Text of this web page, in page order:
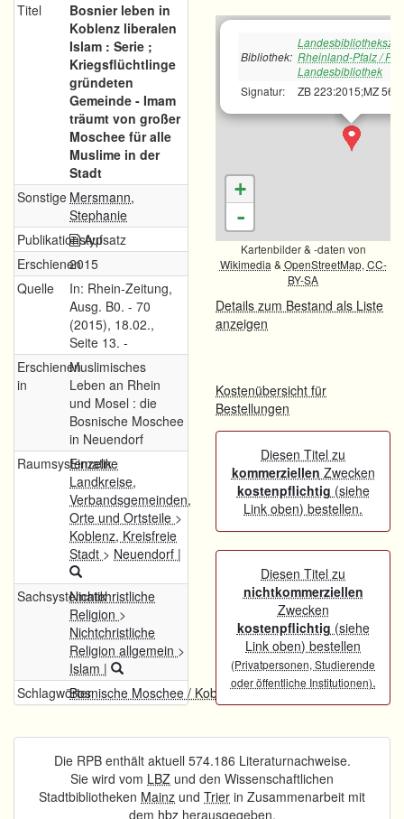
Titel
Bosnier leben in
Koblenz liberalen
Islam : Serie ;
Kriegsflüchtlinge
gründeten
Gemeinde - Imam
träumt von großer
Moschee für alle
Muslime in der
Stadt
Sonstige Mersmann,
Stephanie
PublikationstypAufsatz
Erschienen2015
Quelle
In: Rhein-Zeitung,
Ausg. B0. - 70
(2015), 18.02.,
Seite 13. -
Erschienen
in
Muslimisches
Leben an Rhein
und Mosel : die
Bosnische Moschee
in Neuendorf
Raumsystematik
Einzelne
Landkreise,
Verbandsgemeinden,
Orte und Ortsteile >
Koblenz, Kreisfreie
Stadt > Neuendorf |
SachsystematikNichtchristliche
Religion >
Nichtchristliche
Religion allgemein >
Islam |
SchlagwörterBosnische Moschee / Koblenz-Neuendorf
Bibliothek: Rheinland-Pfalz /
Landesbibliothek
Signatur:
ZB 223:2015;MZ
+
-
Kartenbilder & -daten von
Wikimedia & OpenStreetMap, CC-
BY-SA
Details zum Bestand als Liste
anzeigen
Kostenübersicht für
Bestellungen
Diesen Titel zu
kommerziellen Zwecken
kostenpflichtig (siehe
Link oben) bestellen.
Diesen Titel zu
nichtkommerziellen
Zwecken
kostenpflichtig (siehe
Link oben) bestellen
(Privatpersonen, Studierende
oder öffentliche Institutionen).
Die RPB enthält aktuell 574.186 Literaturnachweise.
Sie wird vom LBZ und den Wissenschaftlichen
Stadtbibliotheken Mainz und Trier in Zusammenarbeit mit
dem hbzherausgegeben.